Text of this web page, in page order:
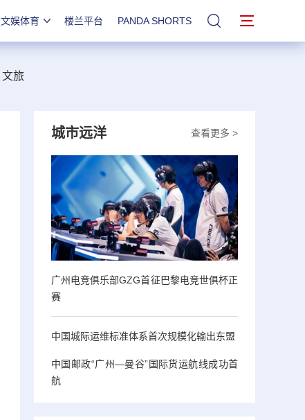
文娱体育 楼兰平台 PANDA SHORTS 站内搜索
文旅
查看更多 >
城市远洋
广州电竞俱乐部GZG首征巴黎电竞世俱杯正
赛
中国城际运维标准体系首次规模化输出东盟
中国邮政“广州—曼谷”国际货运航线成功首
航